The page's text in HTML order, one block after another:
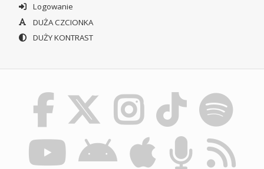
Logowanie
DUŻA CZCIONKA
DUŻY KONTRAST